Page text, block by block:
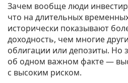
Зачем вообще люди
что на длительных
исторически показывают
доходность, чем многие
облигации или депозиты. Но
об одном важном факте —
с высоким риском.